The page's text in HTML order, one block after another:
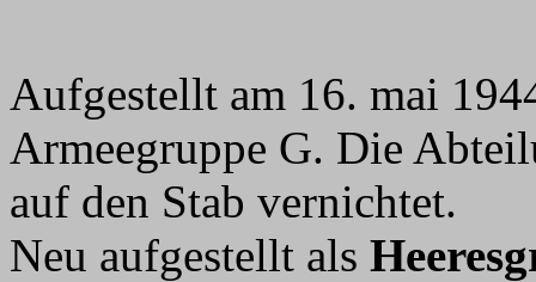
Aufgestellt am 16. mai
Armeegruppe G. Die
auf den Stab vernichtet.
Neu aufgestellt als